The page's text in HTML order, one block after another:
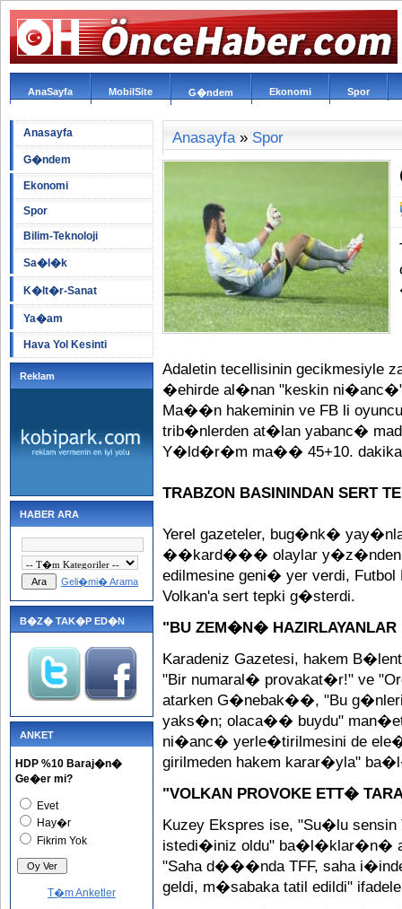
AnaSayfa MobilSite G�ndem Ekonomi Spor
Anasayfa
G�ndem
Ekonomi
Spor
Bilim-Teknoloji
Sa�l�k
K�lt�r-Sanat
Ya�am
Hava Yol Kesinti
Reklam
HABER ARA
Geli�mi� Arama
B�Z� TAK�P ED�N
ANKET
HDP %10 Baraj�n�
Ge�er mi?
Evet
Hay�r
Fikrim Yok
T�m Anketler
Anasayfa» Spor
Adaletin tecellisinin gecikmesiyle
�ehirde al�nan "keskin
Ma��n hakeminin ve FB li
trib�nlerden at�lan yabanc�
Y�ld�r�m ma�� 45+10.
TRABZON BASININDAN SERT
Yerel gazeteler, bug�nk�
��kard��� olaylar y�z�nden
edilmesine geni� yer verdi,
Volkan'a sert tepki g�sterdi.
"BU ZEM�N� HAZIRLAYANLAR
Karadeniz Gazetesi, hakem
"Bir numaral� provakat�r!" ve
atarken G�nebak��, "Bu
yaks�n; olaca�� buydu"
ni�anc� yerle�tirilmesini de
girilmeden hakem karar�yla"
"VOLKAN PROVOKE ETT�
Kuzey Ekspres ise, "Su�lu
istedi�iniz oldu" ba�l�klar�n�
"Saha d���nda TFF, saha
geldi, m�sabaka tatil edildi"